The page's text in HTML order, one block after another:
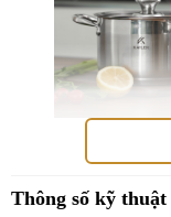
Thiết kế và chất liệu
Bộ nồi Kailer KL-
Thông số kỹ thuật